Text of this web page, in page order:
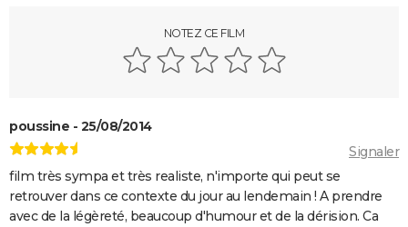
Qu'est-ce qu'on a fait au Bon Dieu 3 : une suite est-
pour Jean-Paul Rouve
En même temps
Les Aventures de Rabbi Jacob
L'Origine du monde
NOTEZ CE FILM
poussine - 25/08/2014
Signaler
film très sympa et très realiste, n'importe qui peut se
retrouver dans ce contexte du jour au lendemain ! A prendre
avec de la légèreté, beaucoup d'humour et de la dérision. Ca